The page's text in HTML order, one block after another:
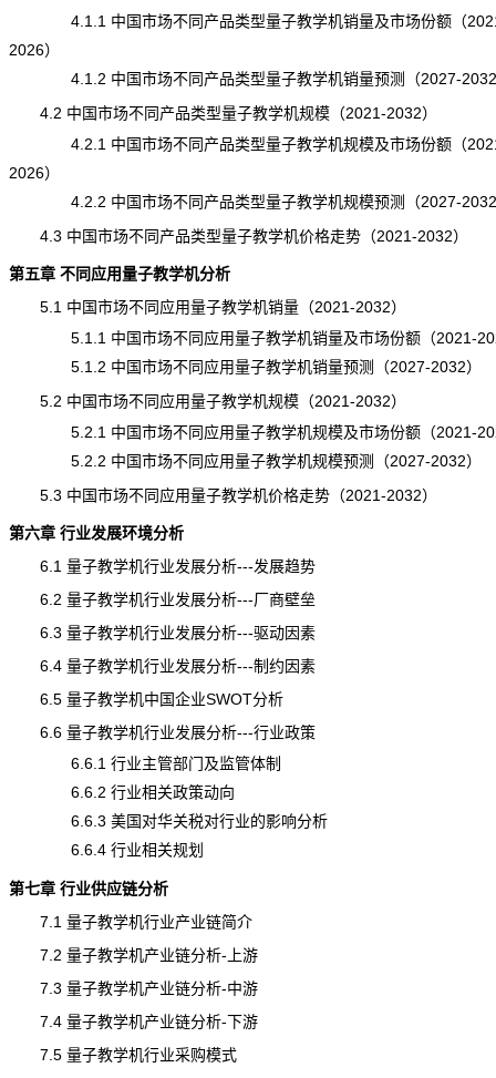
4.1.1 中国市场不同产品类型量子教学机销量及市场份额（
2026）
4.1.2 中国市场不同产品类型量子教学机销量预测（2027-
4.2 中国市场不同产品类型量子教学机规模（2021-2032）
4.2.1 中国市场不同产品类型量子教学机规模及市场份额（
2026）
4.2.2 中国市场不同产品类型量子教学机规模预测（2027-
4.3 中国市场不同产品类型量子教学机价格走势（2021-2032）
第五章 不同应用量子教学机分析
5.1 中国市场不同应用量子教学机销量（2021-2032）
5.1.1 中国市场不同应用量子教学机销量及市场份额（2021-
5.1.2 中国市场不同应用量子教学机销量预测（2027-2032）
5.2 中国市场不同应用量子教学机规模（2021-2032）
5.2.1 中国市场不同应用量子教学机规模及市场份额（2021-
5.2.2 中国市场不同应用量子教学机规模预测（2027-2032）
5.3 中国市场不同应用量子教学机价格走势（2021-2032）
第六章 行业发展环境分析
6.1 量子教学机行业发展分析---发展趋势
6.2 量子教学机行业发展分析---厂商壁垒
6.3 量子教学机行业发展分析---驱动因素
6.4 量子教学机行业发展分析---制约因素
6.5 量子教学机中国企业SWOT分析
6.6 量子教学机行业发展分析---行业政策
6.6.1 行业主管部门及监管体制
6.6.2 行业相关政策动向
6.6.3 美国对华关税对行业的影响分析
6.6.4 行业相关规划
第七章 行业供应链分析
7.1 量子教学机行业产业链简介
7.2 量子教学机产业链分析-上游
7.3 量子教学机产业链分析-中游
7.4 量子教学机产业链分析-下游
7.5 量子教学机行业采购模式